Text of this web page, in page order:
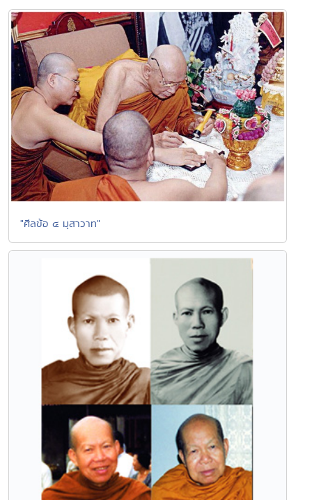
"ศีลข้อ ๔ มุสาวาท"